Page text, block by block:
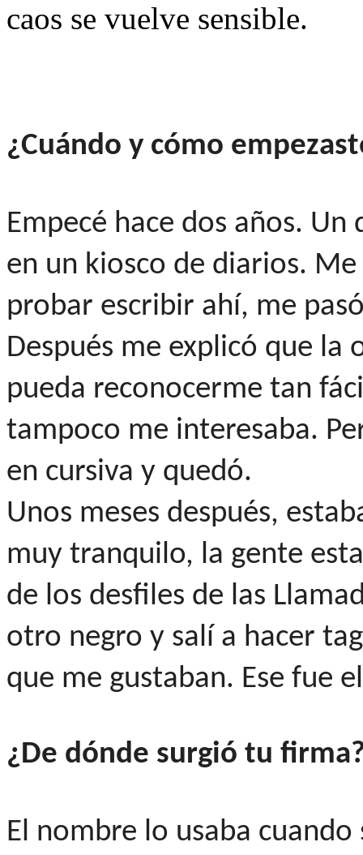
caos se vuelve sensible.
¿Cuándo y cómo
Empecé hace dos años.
en un kiosco de diarios.
probar escribir ahí, me
Después me explicó que la
pueda reconocerme tan
tampoco me interesaba.
en cursiva y quedó.
Unos meses después,
muy tranquilo, la gente
de los desfiles de las
otro negro y salí a hacer
que me gustaban. Ese fue
¿De dónde surgió tu
El nombre lo usaba